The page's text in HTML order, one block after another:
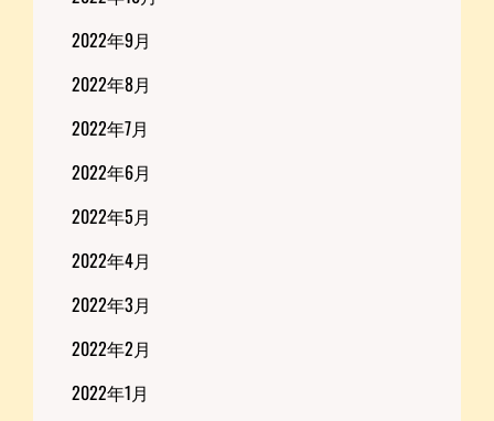
2022年9月
2022年8月
2022年7月
2022年6月
2022年5月
2022年4月
2022年3月
2022年2月
2022年1月